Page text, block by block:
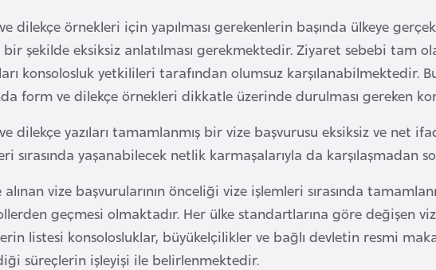
dilekçe örnekleri için yapılması gerekenlerin başında ülkeye
şekilde eksiksiz anlatılması gerekmektedir. Ziyaret sebebi tam
konsolosluk yetkilileri tarafından olumsuz karşılanabilmektedir.
form ve dilekçe örnekleri dikkatle üzerinde durulması gereken
dilekçe yazıları tamamlanmış bir vize başvurusu eksiksiz ve net
sırasında yaşanabilecek netlik karmaşalarıyla da karşılaşmadan
alınan vize başvurularının önceliği vize işlemleri sırasında
geçmesi olmaktadır. Her ülke standartlarına göre değişen
listesi konsolosluklar, büyükelçilikler ve bağlı devletin resmi
süreçlerin işleyişi ile belirlenmektedir.